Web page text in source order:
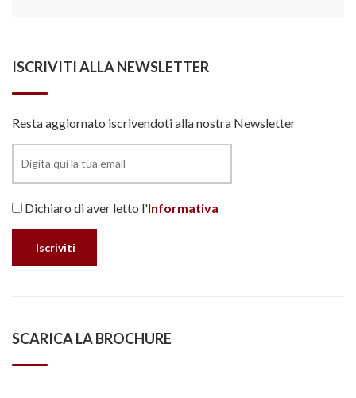
ISCRIVITI ALLA NEWSLETTER
Resta aggiornato iscrivendoti alla nostra Newsletter
Dichiaro di aver letto l'Informativa
SCARICA LA BROCHURE